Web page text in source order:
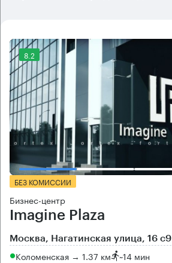
8.2
БЕЗ КОМИССИИ
Бизнес-центр
Imagine Plaza
Москва, Нагатинская улица, 16 с9
Коломенская → 1.37 км ~14 мин